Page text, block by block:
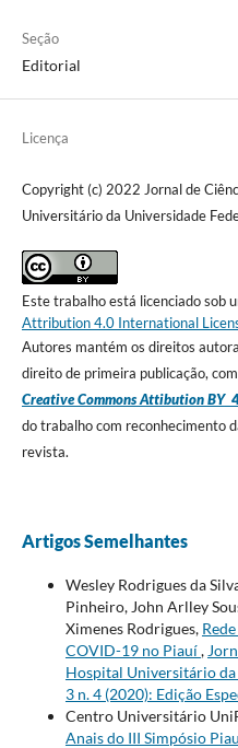
Seção
Editorial
Licença
Copyright (c) 2022 Jornal de
Universitário da Universidade
Este trabalho está licenciado sob
Attribution 4.0 International
Autores mantém os direitos
direito de primeira publicação,
Creative Commons Attibution BY
do trabalho com reconhecimento
revista.
Artigos Semelhantes
Wesley Rodrigues da
Pinheiro, John Arlley
Ximenes Rodrigues,
COVID-19 no Piauí,
Hospital Universitário
3 n. 4 (2020): Edição
Centro Universitário
Anais do III Simpósio